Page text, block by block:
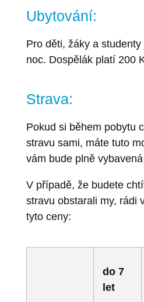
Ubytování:
Pro děti, žáky a
noc. Dospělák platí 200
Strava:
Pokud si během pobytu
stravu sami, máte tuto
vám bude plně
V případě, že budete
stravu obstarali my, rádi
tyto ceny:
do 7
let